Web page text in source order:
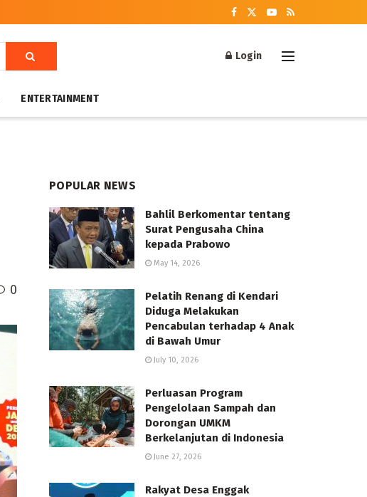
Login
ENTERTAINMENT
0
POPULAR NEWS
Bahlil Berkomentar tentang
Surat Pengusaha China
kepada Prabowo
May 14, 2026
Pelatih Renang di Kendari
Diduga Melakukan
Pencabulan terhadap 4 Anak
di Bawah Umur
July 10, 2026
Perluasan Program
Pengelolaan Sampah dan
Dorongan UMKM
Berkelanjutan di Indonesia
June 27, 2026
Rakyat Desa Enggak